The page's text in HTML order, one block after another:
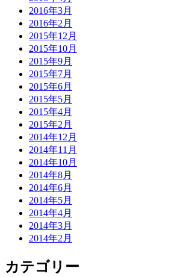
2016年3月
2016年2月
2015年12月
2015年10月
2015年9月
2015年7月
2015年6月
2015年5月
2015年4月
2015年2月
2014年12月
2014年11月
2014年10月
2014年8月
2014年6月
2014年5月
2014年4月
2014年3月
2014年2月
カテゴリー